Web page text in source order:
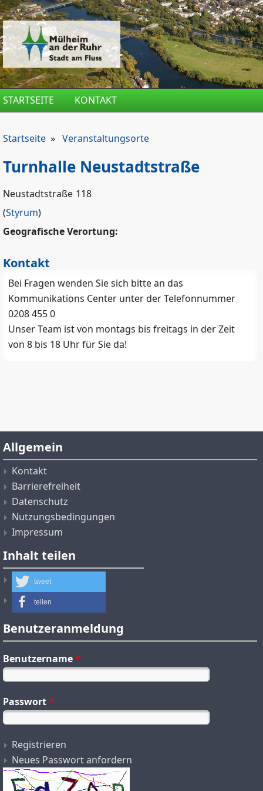
Direkt zum Inhalt
STARTSEITE KONTAKT
Startseite » Veranstaltungsorte
Turnhalle Neustadtstraße
Neustadtstraße 118
(Styrum)
Geografische Verortung:
Kontakt
Bei Fragen wenden Sie sich bitte an das
Kommunikations Center unter der Telefonnummer
0208 455 0
Unser Team ist von montags bis freitags in der Zeit
von 8 bis 18 Uhr für Sie da!
Allgemein
Kontakt
Barrierefreiheit
Datenschutz
Nutzungsbedingungen
Impressum
Inhalt teilen
tweet
teilen
Benutzeranmeldung
Benutzername*
Passwort*
Registrieren
Neues Passwort anfordern